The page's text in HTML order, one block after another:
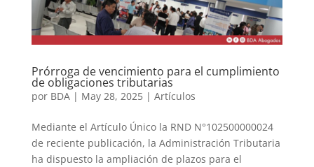
Prórroga de vencimiento para el cumplimiento
de obligaciones tributarias
por BDA| May 28, 2025| Artículos
Mediante el Artículo Único la RND N°102500000024
de reciente publicación, la Administración Tributaria
ha dispuesto la ampliación de plazos para el